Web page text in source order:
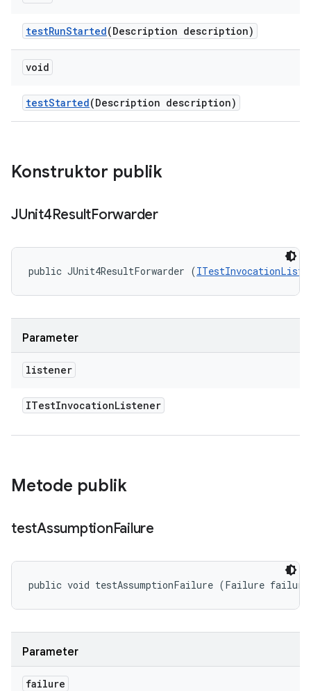
testRunStarted(Description description)
void
testStarted(Description description)
Konstruktor publik
JUnit4ResultForwarder
public JUnit4ResultForwarder (
Parameter
listener
ITestInvocationListener
Metode publik
testAssumptionFailure
public void testAssumptionFailure (Failure
Parameter
failure